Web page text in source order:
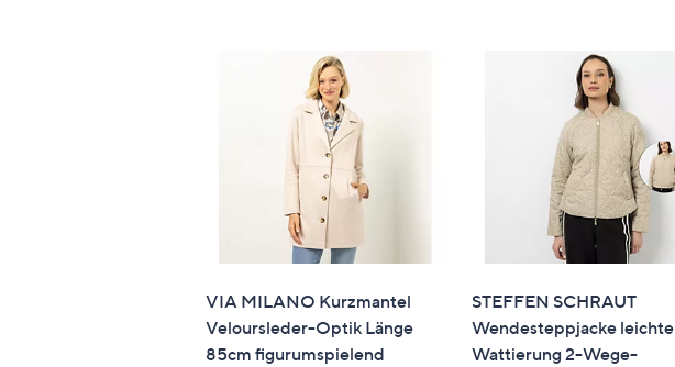
VIA MILANO Kurzmantel
Veloursleder-Optik Länge
85cm figurumspielend
STEFFEN SCHRAUT
Wendesteppjacke leichte
Wattierung 2-Wege-